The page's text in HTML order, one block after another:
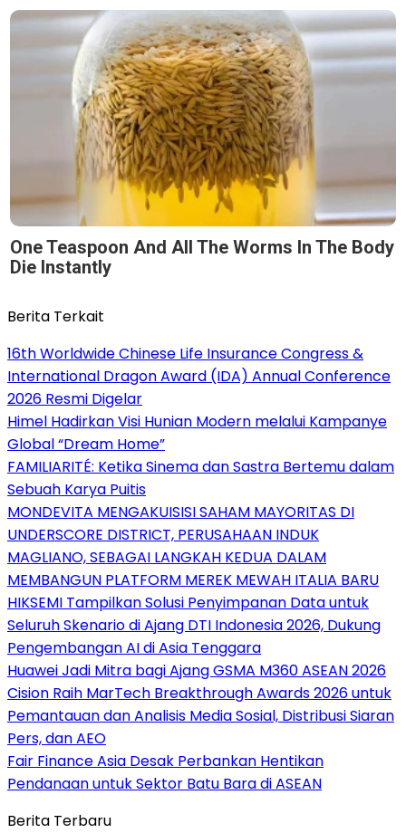
One Teaspoon And All The Worms In The Body
Die Instantly
Berita Terkait
16th Worldwide Chinese Life Insurance Congress &
International Dragon Award (IDA) Annual Conference
2026 Resmi Digelar
Himel Hadirkan Visi Hunian Modern melalui Kampanye
Global “Dream Home”
FAMILIARITÉ: Ketika Sinema dan Sastra Bertemu dalam
Sebuah Karya Puitis
MONDEVITA MENGAKUISISI SAHAM MAYORITAS DI
UNDERSCORE DISTRICT, PERUSAHAAN INDUK
MAGLIANO, SEBAGAI LANGKAH KEDUA DALAM
MEMBANGUN PLATFORM MEREK MEWAH ITALIA BARU
HIKSEMI Tampilkan Solusi Penyimpanan Data untuk
Seluruh Skenario di Ajang DTI Indonesia 2026, Dukung
Pengembangan AI di Asia Tenggara
Huawei Jadi Mitra bagi Ajang GSMA M360 ASEAN 2026
Cision Raih MarTech Breakthrough Awards 2026 untuk
Pemantauan dan Analisis Media Sosial, Distribusi Siaran
Pers, dan AEO
Fair Finance Asia Desak Perbankan Hentikan
Pendanaan untuk Sektor Batu Bara di ASEAN
Berita Terbaru